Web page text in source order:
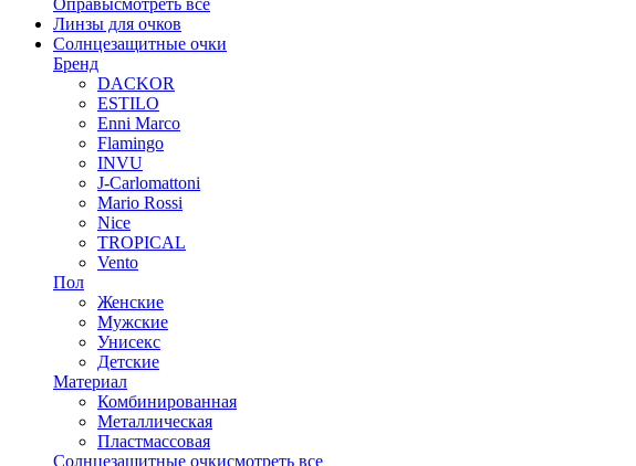
Оправысмотреть все
Линзы для очков
Солнцезащитные очки
Бренд
DACKOR
ESTILO
Enni Marco
Flamingo
INVU
J-Carlomattoni
Mario Rossi
Nice
TROPICAL
Vento
Пол
Женские
Мужские
Унисекс
Детские
Материал
Комбинированная
Металлическая
Пластмассовая
Солнцезащитные очкисмотреть все